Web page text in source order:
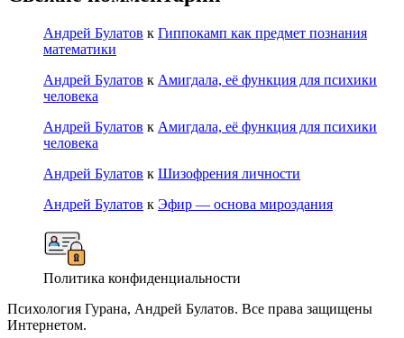
Андрей Булатов к Гиппокамп как предмет познания
математики
Андрей Булатов к Амигдала, её функция для психики
человека
Андрей Булатов к Амигдала, её функция для психики
человека
Андрей Булатов к Шизофрения личности
Андрей Булатов к Эфир — основа мироздания
Политика конфиденциальности
Психология Гурана, Андрей Булатов. Все права защищены
Интернетом.